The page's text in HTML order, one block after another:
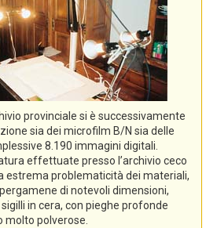
provinciale si è successivamente
sia dei microfilm B/N sia delle
8.190 immagini digitali.
effettuate presso l’archivio ceco
estrema problematicità dei materiali,
di notevoli dimensioni,
in cera, con pieghe profonde
molto polverose.